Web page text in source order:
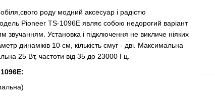
роду модний аксесуар і радістю
Pioneer TS-1096E являє собою недорогий варіант
Установка і підключення не викличе ніяких
динаміків 10 см, кількість смуг - дві. Максимальна
25 Вт, частоти від 35 до 23000 Гц.